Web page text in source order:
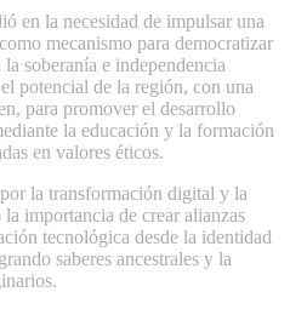
en la necesidad de impulsar una
mecanismo para democratizar
soberanía e independencia
potencial de la región, con una
para promover el desarrollo
la educación y la formación
en valores éticos.
la transformación digital y la
importancia de crear alianzas
tecnológica desde la identidad
saberes ancestrales y la